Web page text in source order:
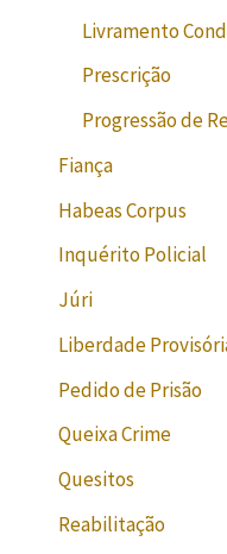
Livramento
Prescrição
Progressão de
Fiança
Habeas Corpus
Inquérito Policial
Júri
Liberdade
Pedido de Prisão
Queixa Crime
Quesitos
Reabilitação